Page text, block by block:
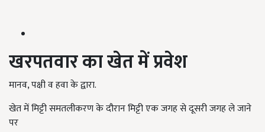
खरपतवार का खेत में प्रवेश
मानव, पक्षी व हवा के द्वारा.
खेत में मिट्टी समतलीकरण के दौरान मिट्टी एक जगह से दूसरी जगह ले जाने
पर